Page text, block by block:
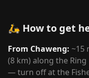
🛵 How to get
From Chaweng: ~15
(8 km) along the
— turn off at the